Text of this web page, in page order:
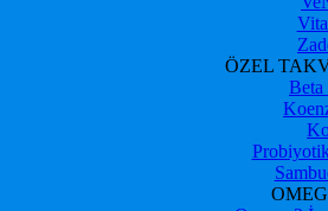
ÖZEL
Beta